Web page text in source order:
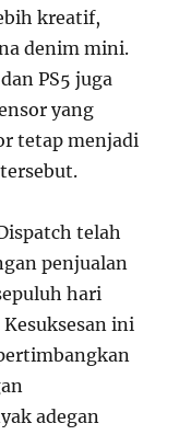
kreatif,
denim mini.
PS5 juga
yang
tetap menjadi
telah
penjualan
hari
ini
adegan